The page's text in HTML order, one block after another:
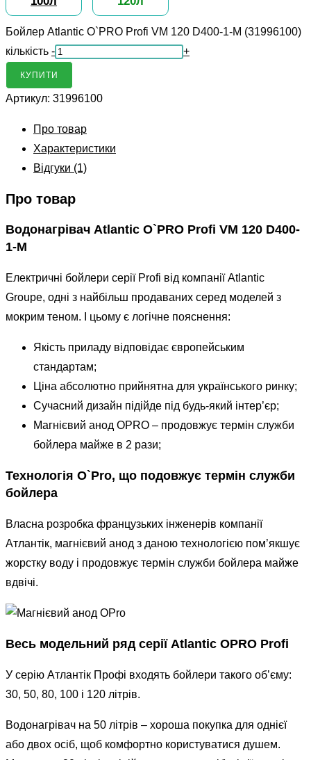
Бойлер Atlantic O`PRO Profi VM 120 D400-1-М (31996100)
кількість - +
КУПИТИ
Артикул: 31996100
Про товар
Характеристики
Відгуки (1)
Про товар
Водонагрівач Atlantic O`PRO Profi VM 120 D400-
1-M
Електричні бойлери серії Profi від компанії Atlantic
Groupe, одні з найбільш продаваних серед моделей з
мокрим теном. І цьому є логічне пояснення:
Якість приладу відповідає європейським
стандартам;
Ціна абсолютно прийнятна для українського ринку;
Сучасний дизайн підійде під будь-який інтер’єр;
Магнієвий анод OPRO – продовжує термін служби
бойлера майже в 2 рази;
Технологія O`Pro, що подовжує термін служби
бойлера
Власна розробка французьких інженерів компанії
Атлантік, магнієвий анод з даною технологією пом’якшує
жорстку воду і продовжує термін служби бойлера майже
вдвічі.
Весь модельний ряд серії Atlantic OPRO Profi
У серію Атлантік Профі входять бойлери такого об’єму:
30, 50, 80, 100 і 120 літрів.
Водонагрівач на 50 літрів – хороша покупка для однієї
або двох осіб, щоб комфортно користуватися душем.